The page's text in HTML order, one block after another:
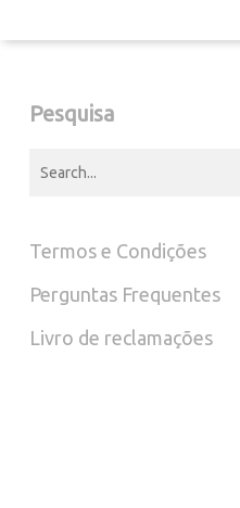
Pesquisa
Termos e Condições
Perguntas Frequentes
Livro de reclamações